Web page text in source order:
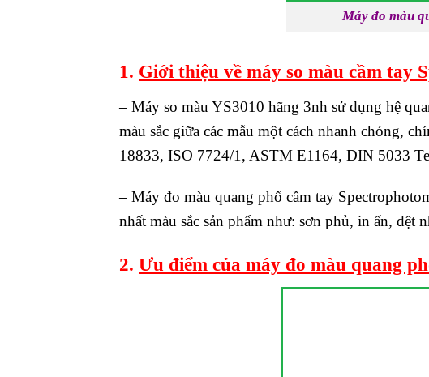
Máy đo màu
1. Giới thiệu về máy so màu cầm tay
– Máy so màu YS3010 hãng 3nh sử dụng hệ
màu sắc giữa các mẫu một cách nhanh chóng,
18833, ISO 7724/1, ASTM E1164, DIN 5033
– Máy đo màu quang phổ cầm tay
nhất màu sắc sản phẩm như: sơn phủ, in ấn,
2. Ưu điểm của máy đo màu quang